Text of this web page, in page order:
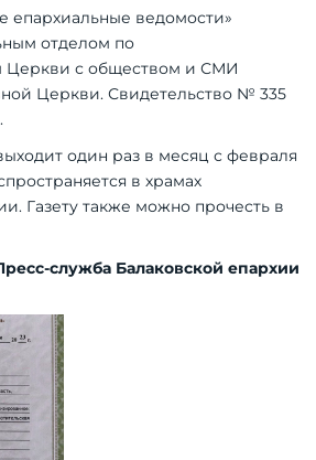
епархиальные ведомости»
отделом по
Церкви с обществом и СМИ
Церкви. Свидетельство № 335
один раз в месяц с февраля
в храмах
Газету также можно прочесть в
служба Балаковской епархии